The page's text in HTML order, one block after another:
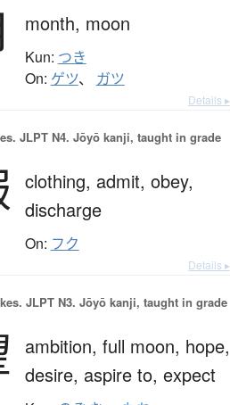
month, moon
Kun: つき
On: ゲツ、 ガツ
Details ▸
JLPT N4. Jōyō kanji, taught in grade
clothing, admit, obey,
discharge
On: フク
Details ▸
JLPT N3. Jōyō kanji, taught in grade
ambition, full moon, hope,
desire, aspire to, expect